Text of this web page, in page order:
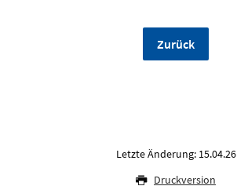
Zurück
Letzte Änderung: 15.04.26
Druckversion